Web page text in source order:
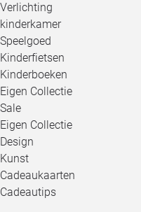
Verlichting
kinderkamer
Speelgoed
Kinderfietsen
Kinderboeken
Eigen Collectie
Sale
Eigen Collectie
Design
Kunst
Cadeaukaarten
Cadeautips